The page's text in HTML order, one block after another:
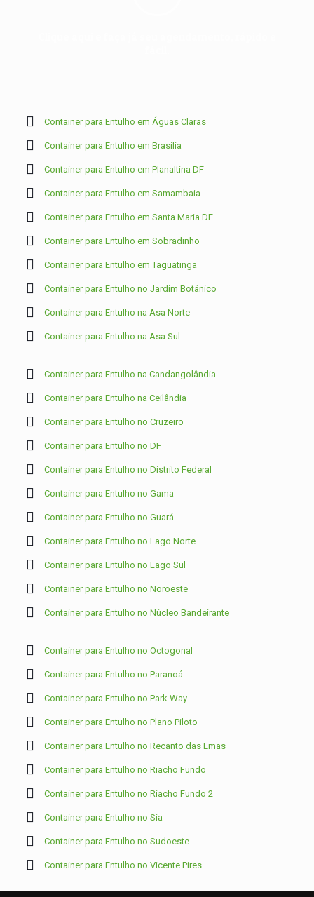
Container para Entulho em Águas Claras
Container para Entulho em Brasília
Container para Entulho em Planaltina DF
Container para Entulho em Samambaia
Container para Entulho em Santa Maria DF
Container para Entulho em Sobradinho
Container para Entulho em Taguatinga
Container para Entulho no Jardim Botânico
Container para Entulho na Asa Norte
Container para Entulho na Asa Sul
Container para Entulho na Candangolândia
Container para Entulho na Ceilândia
Container para Entulho no Cruzeiro
Container para Entulho no DF
Container para Entulho no Distrito Federal
Container para Entulho no Gama
Container para Entulho no Guará
Container para Entulho no Lago Norte
Container para Entulho no Lago Sul
Container para Entulho no Noroeste
Container para Entulho no Núcleo Bandeirante
Container para Entulho no Octogonal
Container para Entulho no Paranoá
Container para Entulho no Park Way
Container para Entulho no Plano Piloto
Container para Entulho no Recanto das Emas
Container para Entulho no Riacho Fundo
Container para Entulho no Riacho Fundo 2
Container para Entulho no Sia
Container para Entulho no Sudoeste
Container para Entulho no Vicente Pires